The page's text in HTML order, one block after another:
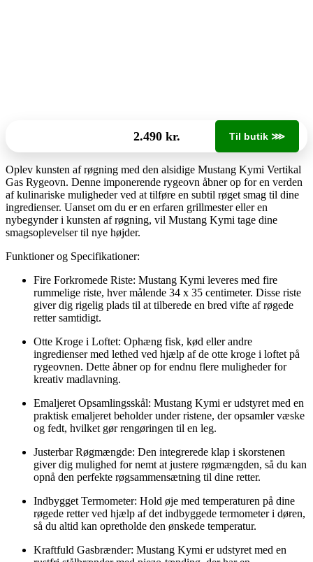
2.490 kr. Til butik ⋙
Oplev kunsten af røgning med den alsidige Mustang Kymi Vertikal
Gas Rygeovn. Denne imponerende rygeovn åbner op for en verden
af kulinariske muligheder ved at tilføre en subtil røget smag til dine
ingredienser. Uanset om du er en erfaren grillmester eller en
nybegynder i kunsten af røgning, vil Mustang Kymi tage dine
smagsoplevelser til nye højder.
Funktioner og Specifikationer:
Fire Forkromede Riste: Mustang Kymi leveres med fire
rummelige riste, hver målende 34 x 35 centimeter. Disse riste
giver dig rigelig plads til at tilberede en bred vifte af røgede
retter samtidigt.
Otte Kroge i Loftet: Ophæng fisk, kød eller andre
ingredienser med lethed ved hjælp af de otte kroge i loftet på
rygeovnen. Dette åbner op for endnu flere muligheder for
kreativ madlavning.
Emaljeret Opsamlingsskål: Mustang Kymi er udstyret med en
praktisk emaljeret beholder under ristene, der opsamler væske
og fedt, hvilket gør rengøringen til en leg.
Justerbar Røgmængde: Den integrerede klap i skorstenen
giver dig mulighed for nemt at justere røgmængden, så du kan
opnå den perfekte røgsammensætning til dine retter.
Indbygget Termometer: Hold øje med temperaturen på dine
røgede retter ved hjælp af det indbyggede termometer i døren,
så du altid kan opretholde den ønskede temperatur.
Kraftfuld Gasbrænder: Mustang Kymi er udstyret med en